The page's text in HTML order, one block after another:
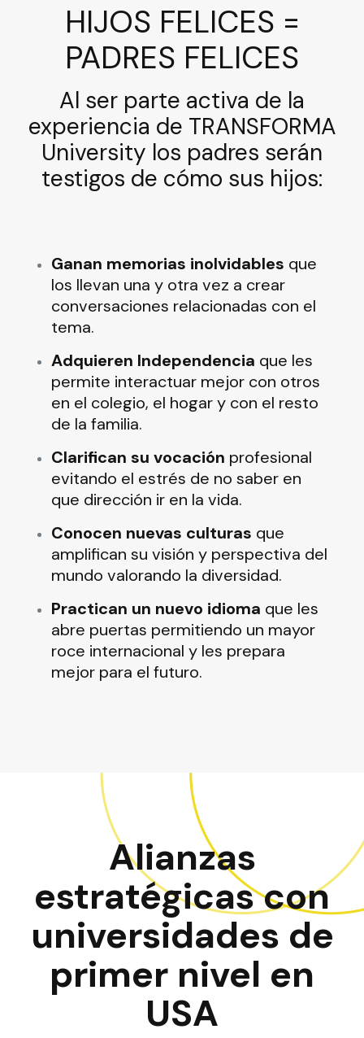
HIJOS FELICES =
PADRES FELICES
Al ser parte activa de la
experiencia de TRANSFORMA
University los padres serán
testigos de cómo sus hijos:
Ganan memorias inolvidables que
los llevan una y otra vez a crear
conversaciones relacionadas con el
tema.
Adquieren Independencia que les
permite interactuar mejor con otros
en el colegio, el hogar y con el resto
de la familia.
Clarifican su vocación profesional
evitando el estrés de no saber en
que dirección ir en la vida.
Conocen nuevas culturas que
amplifican su visión y perspectiva del
mundo valorando la diversidad.
Practican un nuevo idioma que les
abre puertas permitiendo un mayor
roce internacional y les prepara
mejor para el futuro.
Alianzas
estratégicas con
universidades de
primer nivel en
USA